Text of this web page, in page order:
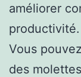
améliorer
productivité.
Vous
des